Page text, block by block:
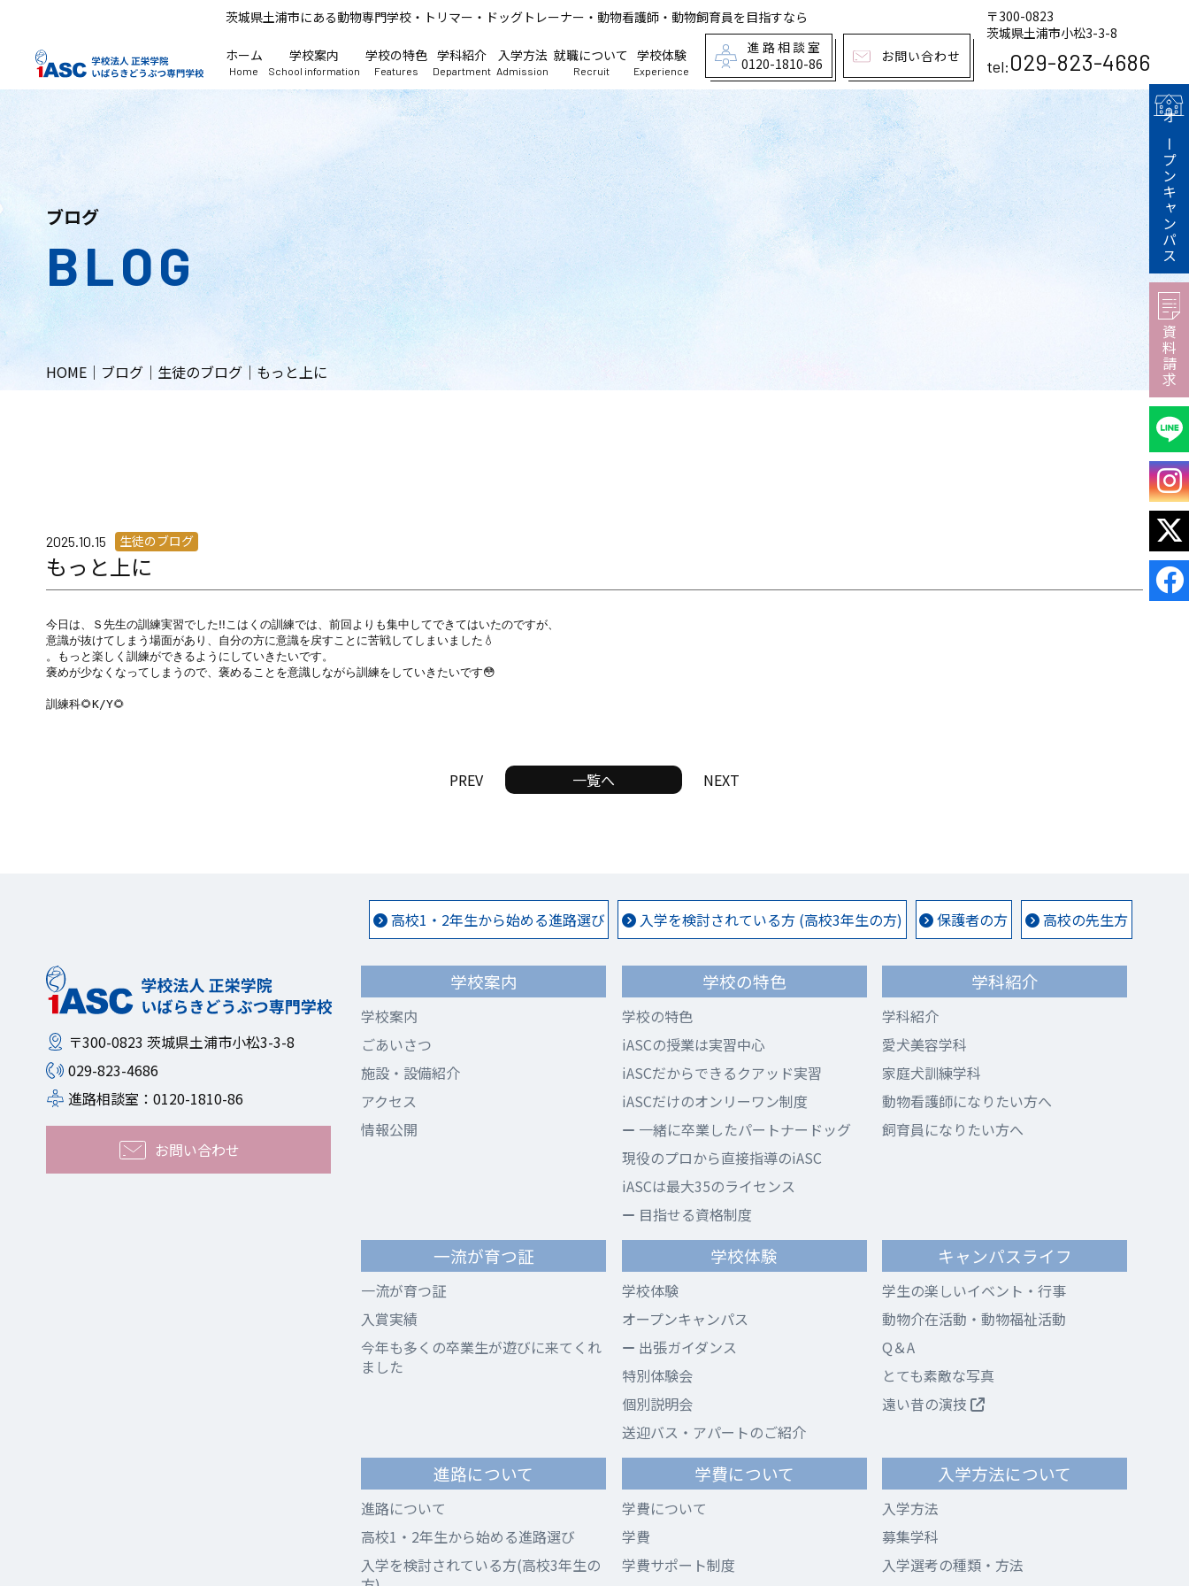
茨城県土浦市にある動物専門学校・トリマー・ドッグトレーナー・動物看護師・動物飼育員を目指すなら
ホーム
Home
学校案内
School information
学校の特色
Features
学科紹介
Department
入学方法
Admission
就職について
Recruit
学校体験
Experience
進路相談室
0120-1810-86
お問い合わせ
〒300-0823
茨城県土浦市小松3-3-8
tel:029-823-4686
ブログ
BLOG
HOME ｜ ブログ ｜ 生徒のブログ ｜ もっと上に
2025.10.15 生徒のブログ
もっと上に
今日は、Ｓ先生の訓練実習でした‼こはくの訓練では、前回よりも集中してできてはいたのですが、
意識が抜けてしまう場面があり、自分の方に意識を戻すことに苦戦してしまいました💧
。もっと楽しく訓練ができるようにしていきたいです。
褒めが少なくなってしまうので、褒めることを意識しながら訓練をしていきたいです😳
訓練科🌻K/Y🌻
PREV 一覧へ NEXT
オープンキャンパス
資料請求
〒300-0823 茨城県土浦市小松3-3-8
029-823-4686
進路相談室：0120-1810-86
お問い合わせ
高校1・2年生から始める進路選び 入学を検討されている方 (高校3年生の方) 保護者の方 高校の先生方
学校案内
学校案内
ごあいさつ
施設・設備紹介
アクセス
情報公開
学校の特色
学校の特色
iASCの授業は実習中心
iASCだからできるクアッド実習
iASCだけのオンリーワン制度
一緒に卒業したパートナードッグ
現役のプロから直接指導のiASC
iASCは最大35のライセンス
目指せる資格制度
学科紹介
学科紹介
愛犬美容学科
家庭犬訓練学科
動物看護師になりたい方へ
飼育員になりたい方へ
一流が育つ証
一流が育つ証
入賞実績
今年も多くの卒業生が遊びに来てくれ
ました
学校体験
学校体験
オープンキャンパス
出張ガイダンス
特別体験会
個別説明会
送迎バス・アパートのご紹介
キャンパスライフ
学生の楽しいイベント・行事
動物介在活動・動物福祉活動
Q＆A
とても素敵な写真
遠い昔の演技
進路について
進路について
高校1・2年生から始める進路選び
入学を検討されている方(高校3年生の
学費について
学費について
学費
学費サポート制度
入学方法について
入学方法
募集学科
入学選考の種類・方法